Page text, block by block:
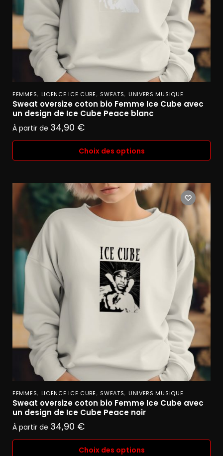
FEMMES, LICENCE ICE CUBE, SWEATS, UNIVERS MUSIQUE
Sweat oversize coton bio Femme Ice Cube avec
un design de Ice Cube Peace blanc
À partir de 34,90 €
Choix des options
FEMMES, LICENCE ICE CUBE, SWEATS, UNIVERS MUSIQUE
Sweat oversize coton bio Femme Ice Cube avec
un design de Ice Cube Peace noir
À partir de 34,90 €
Choix des options